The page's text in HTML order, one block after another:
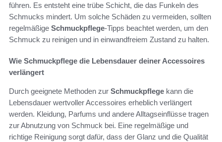
führen. Es entsteht eine trübe Schicht, die das Funkeln des
Schmucks mindert. Um solche Schäden zu vermeiden, sollten
regelmäßige Schmuckpflege-Tipps beachtet werden, um den
Schmuck zu reinigen und in einwandfreiem Zustand zu halten.
Wie Schmuckpflege die Lebensdauer deiner Accessoires
verlängert
Durch geeignete Methoden zur Schmuckpflege kann die
Lebensdauer wertvoller Accessoires erheblich verlängert
werden. Kleidung, Parfums und andere Alltagseinflüsse tragen
zur Abnutzung von Schmuck bei. Eine regelmäßige und
richtige Reinigung sorgt dafür, dass der Glanz und die Qualität